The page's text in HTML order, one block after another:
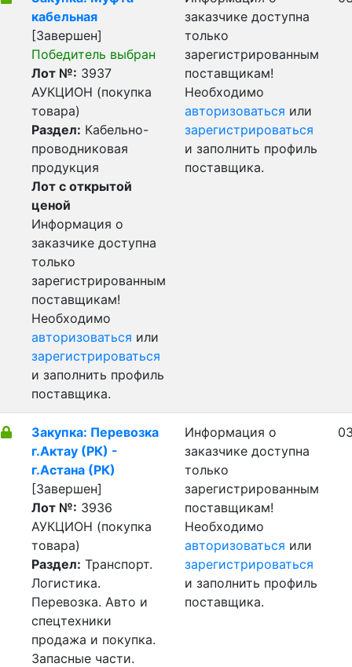
кабельная
[Завершен]
Победитель выбран
Лот №: 3937
АУКЦИОН (покупка
товара)
Раздел: Кабельно-
проводниковая
продукция
Лот с открытой
ценой
Информация о
заказчике доступна
только
зарегистрированным
поставщикам!
Необходимо
авторизоваться или
зарегистрироваться
и заполнить профиль
поставщика.
заказчике доступна
только
зарегистрированным
поставщикам!
Необходимо
авторизоваться или
зарегистрироваться
и заполнить профиль
поставщика.
Закупка: Перевозка
г.Актау (РК) -
г.Астана (РК)
[Завершен]
Лот №: 3936
АУКЦИОН (покупка
товара)
Раздел: Транспорт.
Логистика.
Перевозка. Авто и
спецтехники
продажа и покупка.
Запасные части.
Информация о
заказчике доступна
только
зарегистрированным
поставщикам!
Необходимо
авторизоваться или
зарегистрироваться
и заполнить профиль
поставщика.